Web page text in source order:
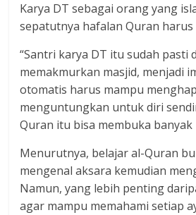
Karya DT sebagai orang yang
sepatutnya hafalan Quran harus
“Santri karya DT itu sudah pasti
memakmurkan masjid, menjadi
otomatis harus mampu
menguntungkan untuk diri
Quran itu bisa membuka banyak
Menurutnya, belajar al-Quran
mengenal aksara kemudian
Namun, yang lebih penting
agar mampu memahami setiap